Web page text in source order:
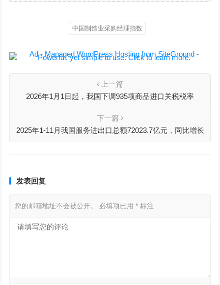
中国制造业采购经理指数
上一篇
2026年1月1日起，我国下调935项商品进口关税税率
下一篇
2025年1-11月我国服务进出口总额72023.7亿元，同比增长
发表回复
您的邮箱地址不会被公开。 必填项已用* 标注